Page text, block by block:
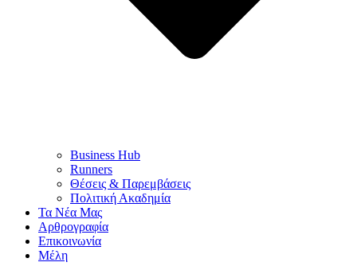
Business Hub
Runners
Θέσεις & Παρεμβάσεις
Πολιτική Ακαδημία
Τα Νέα Μας
Αρθρογραφία
Επικοινωνία
Μέλη